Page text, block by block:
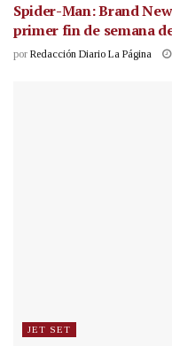
Spider-Man: Brand
primer fin de semana
por Redacción Diario La Página
JET SET